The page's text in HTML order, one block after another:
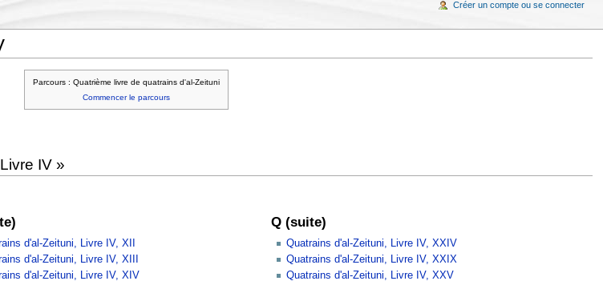
Parcours : Quatrième livre de quatrains d'al-Zeituni
Commencer le parcours
IV »
d'al-Zeituni, Livre IV, XII
d'al-Zeituni, Livre IV, XIII
d'al-Zeituni, Livre IV, XIV
Q (suite)
Quatrains d'al-Zeituni, Livre IV, XXIV
Quatrains d'al-Zeituni, Livre IV, XXIX
Quatrains d'al-Zeituni, Livre IV, XXV
Créer un compte ou se connecter